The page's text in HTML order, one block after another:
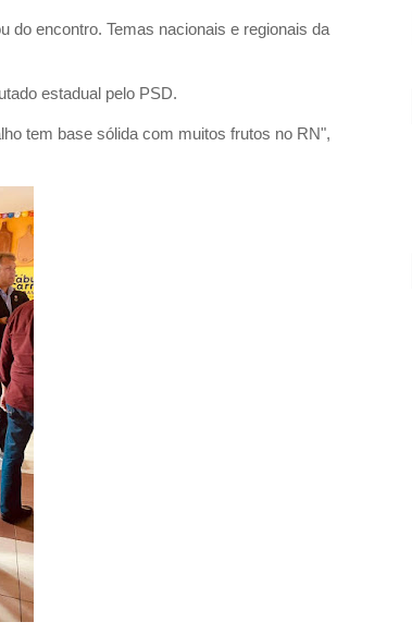
do encontro. Temas nacionais e regionais da
estadual pelo PSD.
tem base sólida com muitos frutos no RN",